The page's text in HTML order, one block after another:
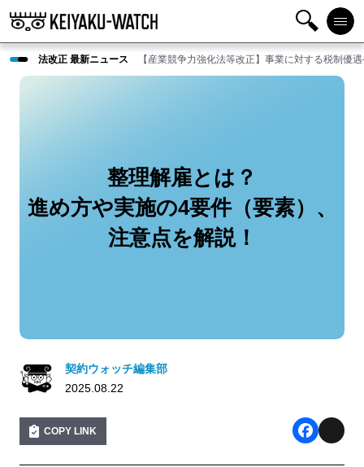
検
索
メニ
ュー
法改正 最新ニュース 【産業競争力強化法等改正】事業に対する税制優
整理解雇とは？
進め方や実施の4要件（要素）、
注意点を解説！
契約ウォッチ編集部
2025.08.22
COPY LINK